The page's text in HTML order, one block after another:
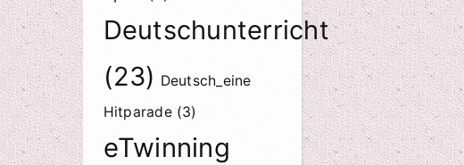
Deutschunterricht
(23) Deutsch_eine
Hitparade(3)
eTwinning